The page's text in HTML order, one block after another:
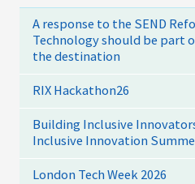
A response to the SEND
Technology should be part
the destination
RIX Hackathon26
Building Inclusive
Inclusive Innovation
London Tech Week 2026